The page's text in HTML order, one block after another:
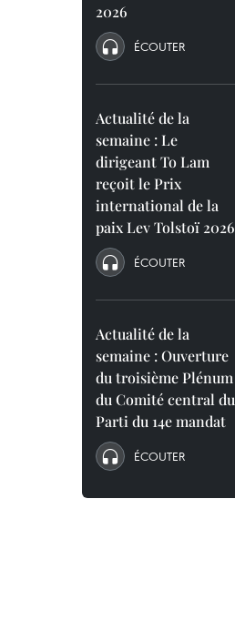
2026
ÉCOUTER
Actualité de la
semaine : Le
dirigeant To Lam
reçoit le Prix
international de la
paix Lev Tolstoï 2026
ÉCOUTER
Actualité de la
semaine : Ouverture
du troisième Plénum
du Comité central du
Parti du 14e mandat
ÉCOUTER